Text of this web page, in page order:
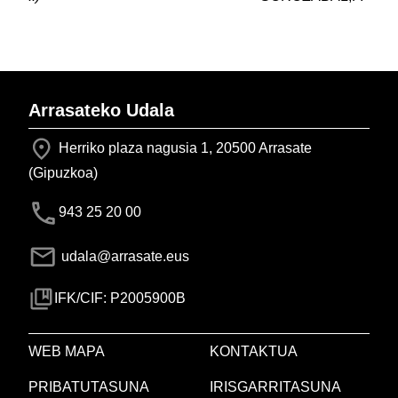
Arrasateko Udala
Herriko plaza nagusia 1, 20500 Arrasate
(Gipuzkoa)
943 25 20 00
udala@arrasate.eus
IFK/CIF: P2005900B
WEB MAPA KONTAKTUA
PRIBATUTASUNA IRISGARRITASUNA